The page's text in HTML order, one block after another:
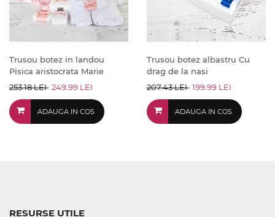
Trusou botez in landou
Pisica aristocrata Marie
253.18 LEI 249.99 LEI
ADAUGA IN COS
Trusou botez albastru Cu
drag de la nasi
207.43 LEI 199.99 LEI
ADAUGA IN COS
RESURSE UTILE